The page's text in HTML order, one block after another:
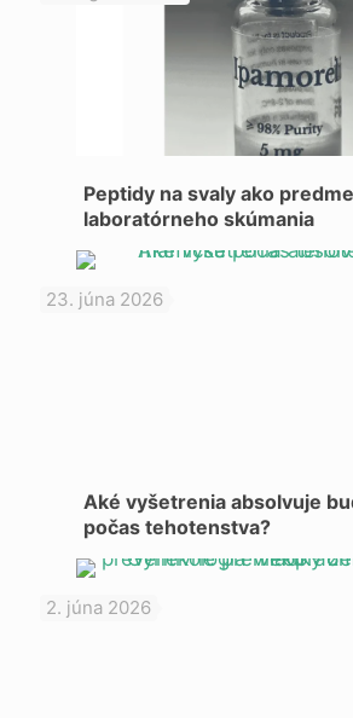
Peptidy na svaly ako
laboratórneho skúmania
23. júna 2026
Aké vyšetrenia absolvuje
počas tehotenstva?
2. júna 2026